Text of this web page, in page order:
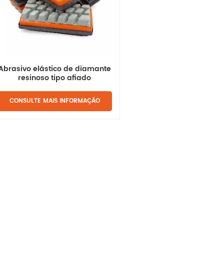
elástico de diamante
resinoso tipo afiado
CONSULTE MAIS INFORMAÇÃO